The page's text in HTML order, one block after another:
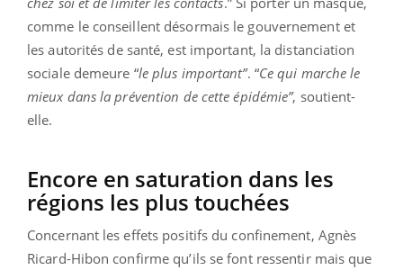
comme le conseillent désormais le gouvernement et
les autorités de santé, est important, la distanciation
sociale demeure “le plus important”. “Ce qui marche le
mieux dans la prévention de cette épidémie”, soutient-
elle.
Encore en saturation dans les
régions les plus touchées
Concernant les effets positifs du confinement, Agnès
Ricard-Hibon confirme qu’ils se font ressentir mais que